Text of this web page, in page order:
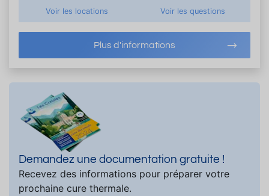
Voir les locations Voir les questions
Plus d'informations
Demandez une documentation gratuite !
Recevez des informations pour préparer votre
prochaine cure thermale.